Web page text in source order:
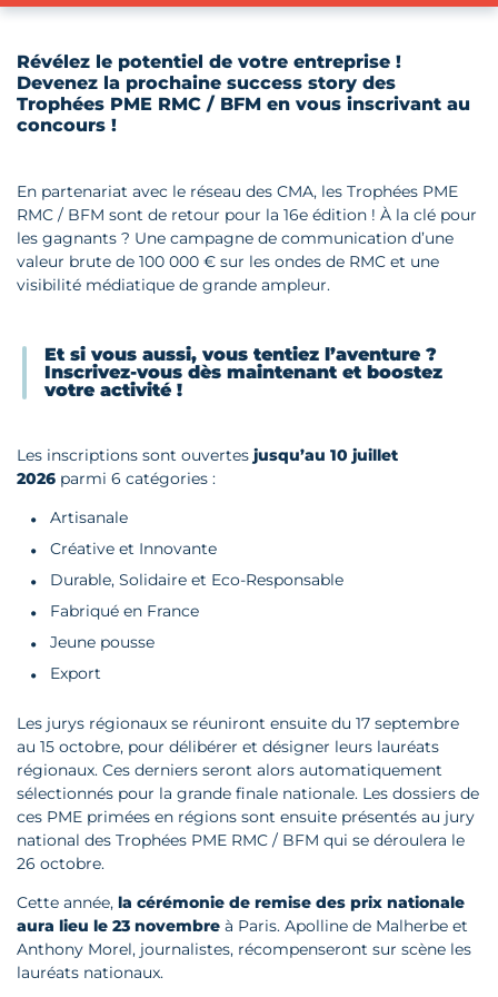
Révélez le potentiel de votre entreprise !
Devenez la prochaine success story des
Trophées PME RMC / BFM en vous inscrivant au
concours !
En partenariat avec le réseau des CMA, les Trophées PME
RMC / BFM sont de retour pour la 16e édition ! À la clé pour
les gagnants ? Une campagne de communication d’une
valeur brute de 100 000 € sur les ondes de RMC et une
visibilité médiatique de grande ampleur.
Et si vous aussi, vous tentiez l’aventure ?
Inscrivez-vous dès maintenant et boostez
votre activité !
Les inscriptions sont ouvertes jusqu’au 10 juillet
2026 parmi 6 catégories :
Artisanale
Créative et Innovante
Durable, Solidaire et Eco-Responsable
Fabriqué en France
Jeune pousse
Export
Les jurys régionaux se réuniront ensuite du 17 septembre
au 15 octobre, pour délibérer et désigner leurs lauréats
régionaux. Ces derniers seront alors automatiquement
sélectionnés pour la grande finale nationale. Les dossiers de
ces PME primées en régions sont ensuite présentés au jury
national des Trophées PME RMC / BFM qui se déroulera le
26 octobre.
Cette année, la cérémonie de remise des prix nationale
aura lieu le 23 novembre à Paris. Apolline de Malherbe et
Anthony Morel, journalistes, récompenseront sur scène les
lauréats nationaux.